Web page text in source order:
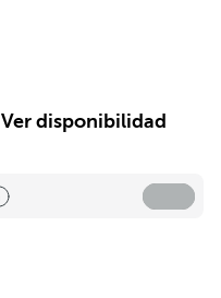
Ver disponibilidad